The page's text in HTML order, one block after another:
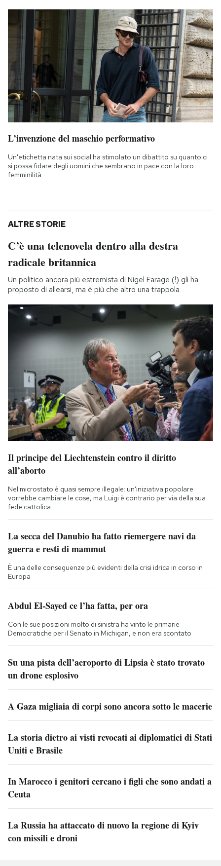
L’invenzione del maschio performativo
Un'etichetta nata sui social ha stimolato un dibattito su quanto ci
si possa fidare degli uomini che sembrano in pace con la loro
femminilità
ALTRE STORIE
C’è una telenovela dentro alla destra
radicale britannica
Un politico ancora più estremista di Nigel Farage (!) gli ha
proposto di allearsi, ma è più che altro una trappola
Il principe del Liechtenstein contro il diritto
all’aborto
Nel microstato è quasi sempre illegale: un'iniziativa popolare
vorrebbe cambiare le cose, ma Luigi è contrario per via della sua
fede cattolica
La secca del Danubio ha fatto riemergere navi da
guerra e resti di mammut
È una delle conseguenze più evidenti della crisi idrica in corso in
Europa
Abdul El-Sayed ce l’ha fatta, per ora
Con le sue posizioni molto di sinistra ha vinto le primarie
Democratiche per il Senato in Michigan, e non era scontato
Su una pista dell’aeroporto di Lipsia è stato trovato
un drone esplosivo
A Gaza migliaia di corpi sono ancora sotto le macerie
La storia dietro ai visti revocati ai diplomatici di Stati
Uniti e Brasile
In Marocco i genitori cercano i figli che sono andati a
Ceuta
La Russia ha attaccato di nuovo la regione di Kyiv
con missili e droni